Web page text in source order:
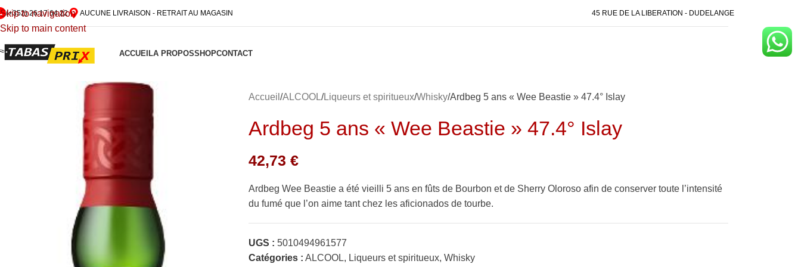
Skip to navigation
Skip to main content
(+352) 26 17 64 22 AUCUNE LIVRAISON - RETRAIT AU MAGASIN 45 RUE DE LA LIBERATION - DUDELANGE
ACCUEILA PROPOSSHOPCONTACT
Accueil ALCOOL Liqueurs et spiritueux Whisky Ardbeg 5 ans « Wee Beastie » 47.4° Islay
Ardbeg 5 ans « Wee Beastie » 47.4° Islay
42,73€
Ardbeg Wee Beastie a été vieilli 5 ans en fûts de Bourbon et de Sherry Oloroso afin de conserver toute l’intensité
du fumé que l’on aime tant chez les aficionados de tourbe.
UGS :5010494961577
Catégories : ALCOOL, Liqueurs et spiritueux, Whisky